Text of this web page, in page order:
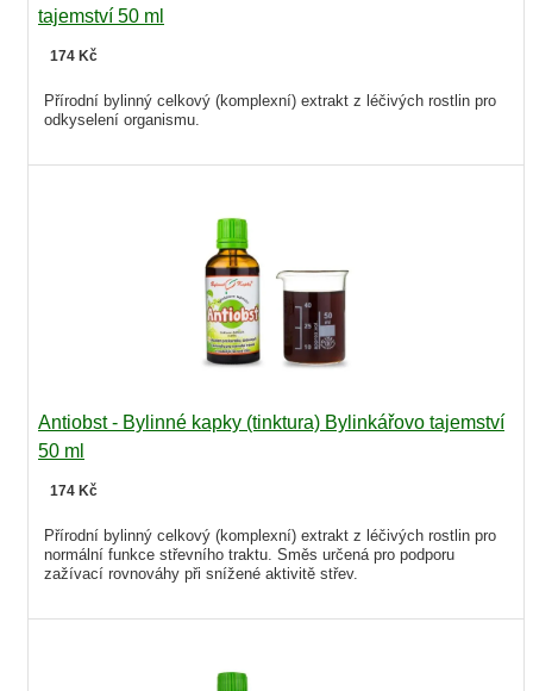
tajemství 50 ml
174 Kč
Přírodní bylinný celkový (komplexní) extrakt z léčivých rostlin pro
odkyselení organismu.
Antiobst - Bylinné kapky (tinktura) Bylinkářovo tajemství
50 ml
174 Kč
Přírodní bylinný celkový (komplexní) extrakt z léčivých rostlin pro
normální funkce střevního traktu. Směs určená pro podporu
zažívací rovnováhy při snížené aktivitě střev.